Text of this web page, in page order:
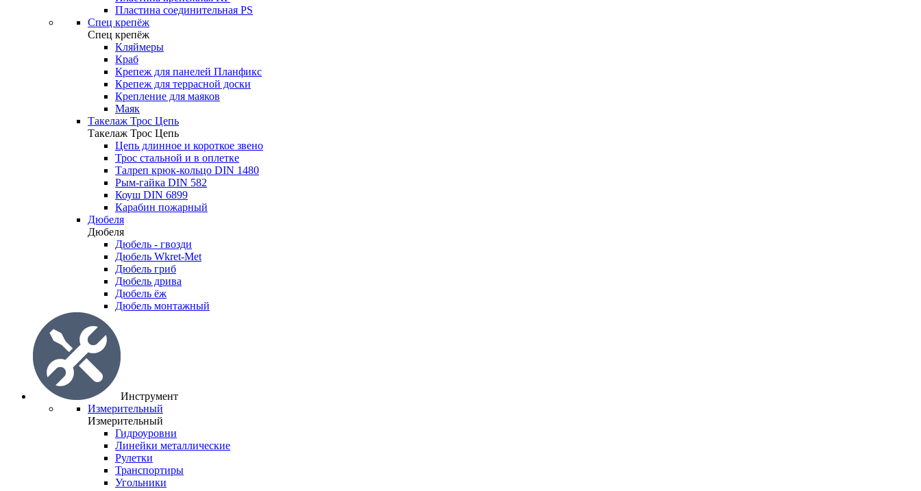
Пластина соединительная PS
Спец крепёж
Спец крепёж
Кляймеры
Краб
Крепеж для панелей Планфикс
Крепеж для террасной доски
Крепление для маяков
Маяк
Такелаж Трос Цепь
Такелаж Трос Цепь
Цепь длинное и короткое звено
Трос стальной и в оплетке
Талреп крюк-кольцо DIN 1480
Рым-гайка DIN 582
Коуш DIN 6899
Карабин пожарный
Дюбеля
Дюбеля
Дюбель - гвозди
Дюбель Wkret-Met
Дюбель гриб
Дюбель дрива
Дюбель ёж
Дюбель монтажный
Инструмент
Измерительный
Измерительный
Гидроуровни
Линейки металлические
Рулетки
Транспортиры
Угольники